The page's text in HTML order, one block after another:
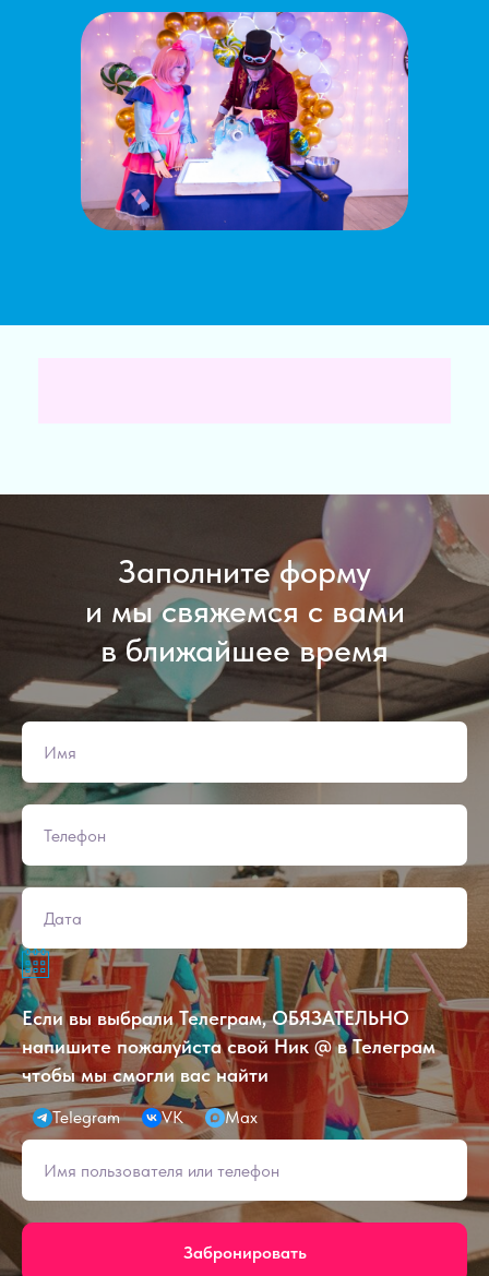
Заполните форму
и мы свяжемся с вами
в ближайшее время
Если вы выбрали Телеграм, ОБЯЗАТЕЛЬНО
напишите пожалуйста свой Ник @ в Телеграм
чтобы мы смогли вас найти
Telegram VK Max
Забронировать